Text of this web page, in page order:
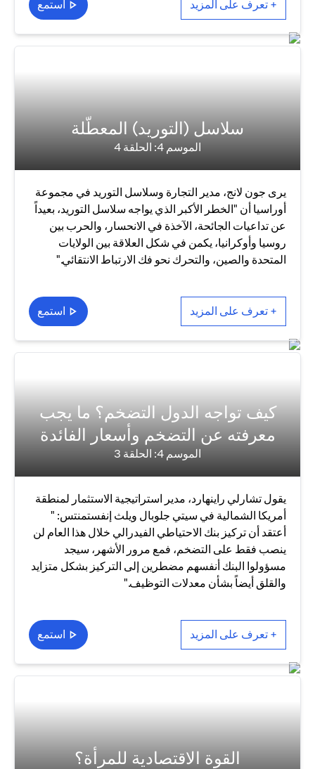
+ تعرف على المزيد استمع
سلاسل (التوريد) المعطّلة
الموسم 4: الحلقة 4
يرى جون لانج، مدير التجارة وسلاسل التوريد في مجموعة
أوراسيا أن "الخطر الأكبر الذي يواجه سلاسل التوريد، بعيداً
عن تداعيات الجائحة، الآخذة في الانحسار، والحرب بين
روسيا وأوكرانيا، يكمن في شكل العلاقة بين الولايات
المتحدة والصين، والتحرك نحو فك الارتباط الانتقائي."
+ تعرف على المزيد استمع
كيف تواجه الدول التضخم؟ ما يجب
معرفته عن التضخم وأسعار الفائدة
الموسم 4: الحلقة 3
يقول تشارلي راينهارد، مدير استراتيجية الاستثمار لمنطقة
أمريكا الشمالية في سيتي جلوبال ويلث إنفستمنتس: "
أعتقد أن تركيز بنك الاحتياطي الفيدرالي خلال هذا العام لن
ينصب فقط على التضخم، فمع مرور الأشهر، سيجد
مسؤولوا البنك أنفسهم مضطرين إلى التركيز بشكل متزايد
والقلق أيضاً بشأن معدلات التوظيف."
+ تعرف على المزيد استمع
القوة الاقتصادية للمرأة؟